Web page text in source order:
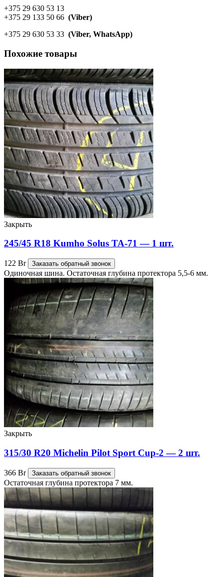
+375 29 630 53 13
+375 29 133 50 66 (Viber)
+375 29 630 53 33 (Viber, WhatsApp)
Похожие товары
Закрыть
245/45 R18 Kumho Solus TA-71 — 1 шт.
122 Br Заказать обратный звонок
Одиночная шина. Остаточная глубина протектора 5,5-6 мм.
Закрыть
315/30 R20 Michelin Pilot Sport Cup-2 — 2 шт.
366 Br Заказать обратный звонок
Остаточная глубина протектора 7 мм.